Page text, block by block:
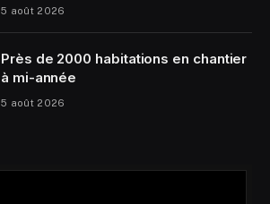
5 août 2026
Près de 2000 habitations en chantier
à mi-année
5 août 2026